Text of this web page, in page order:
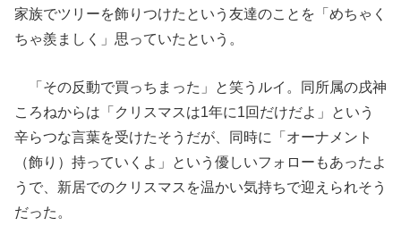
家族でツリーを飾りつけたという友達のことを「めちゃく
ちゃ羨ましく」思っていたという。
「その反動で買っちまった」と笑うルイ。同所属の戌神
ころねからは「クリスマスは1年に1回だけだよ」という
辛らつな言葉を受けたそうだが、同時に「オーナメント
（飾り）持っていくよ」という優しいフォローもあったよ
うで、新居でのクリスマスを温かい気持ちで迎えられそう
だった。